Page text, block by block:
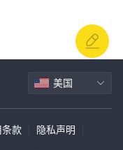
美国
款 隐私声明